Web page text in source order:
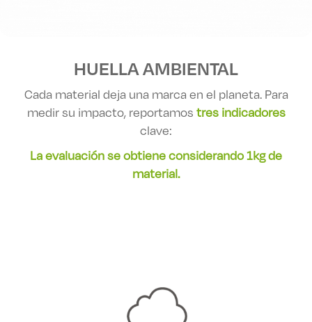
HUELLA AMBIENTAL
Cada material deja una marca en el planeta. Para
medir su impacto, reportamos tres indicadores
clave:
La evaluación se obtiene considerando 1kg de
material.